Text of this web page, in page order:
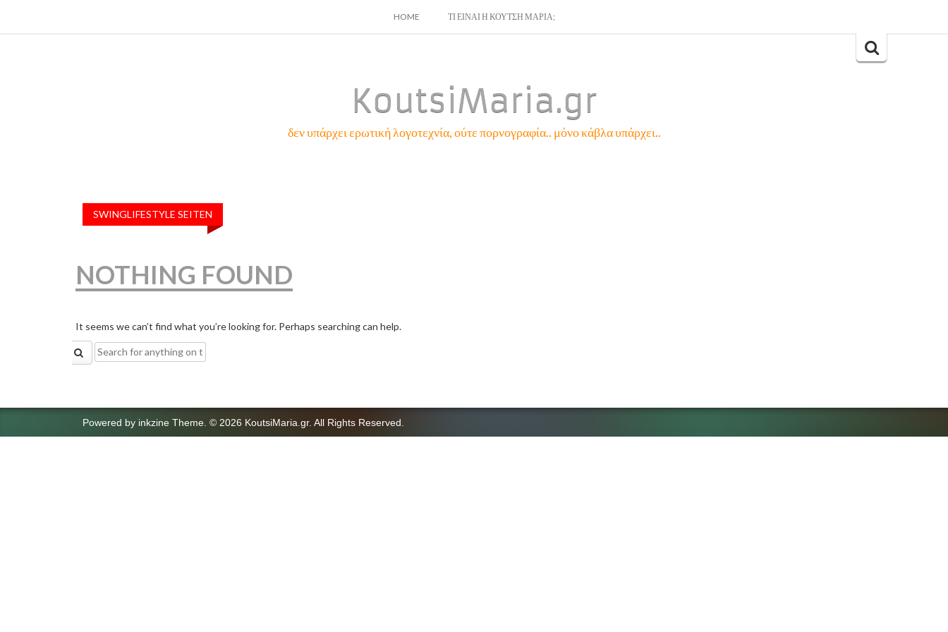
SKIP
HOME ΤΙ ΕΙΝΑΙ Η ΚΟΥΤΣΗ ΜΑΡΙΑ;
Search
KoutsiMaria.gr
δεν υπάρχει ερωτική λογοτεχνία, ούτε πορνογραφία.. μόνο κάβλα υπάρχει..
SWINGLIFESTYLE SEITEN
NOTHING FOUND
It seems we can’t find what you’re looking for. Perhaps searching can help.
Search
for:
Powered by inkzine Theme © 2026 KoutsiMaria.gr. All Rights Reserved.